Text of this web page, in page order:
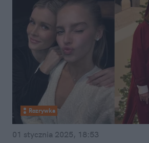
Rozrywka
01 stycznia 2025, 18:53